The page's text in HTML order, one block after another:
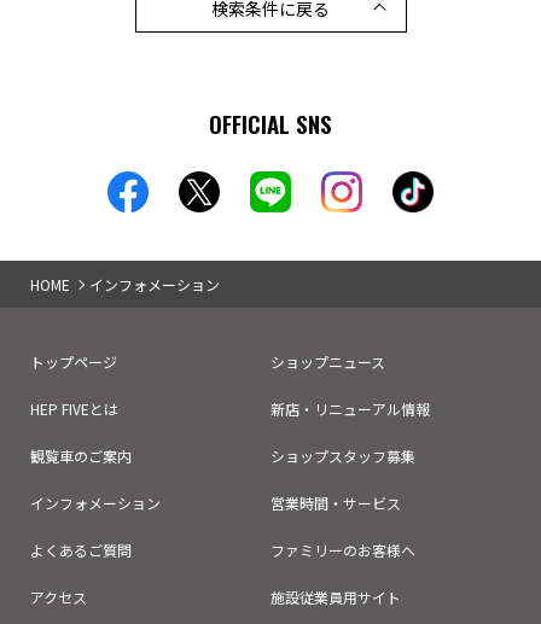
検索条件に戻る
OFFICIAL SNS
HOME インフォメーション
トップページ ショップニュース
HEP FIVEとは 新店・リニューアル情報
観覧車のご案内 ショップスタッフ募集
インフォメーション 営業時間・サービス
よくあるご質問 ファミリーのお客様へ
アクセス 施設従業員用サイト